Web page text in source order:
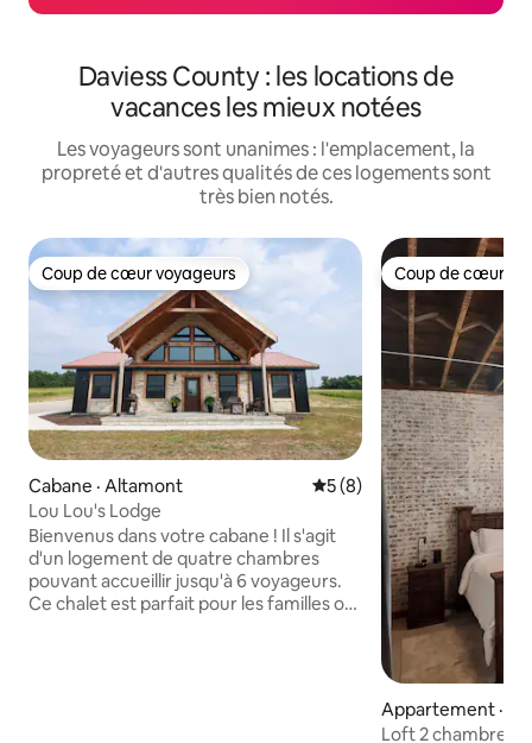
Daviess County : les locations de
vacances les mieux notées
Les voyageurs sont unanimes : l'emplacement, la
propreté et d'autres qualités de ces logements sont
très bien notés.
Coup de cœur voyageurs
Coup de cœur voyageurs
Cabane · Altamont Note moyenne de 5 sur 5,
5 (8)
Lou Lou's Lodge
Bienvenus dans votre cabane ! Il s'agit
d'un logement de quatre chambres
pouvant accueillir jusqu'à 6 voyageurs.
Ce chalet est parfait pour les familles ou
Coup de cœur
Coup de cœur
Appartement ·
Loft 2 chambres